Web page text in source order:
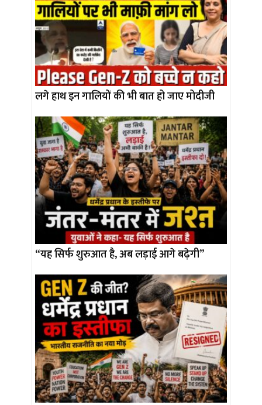
लगे हाथ इन गालियों की भी बात हो जाए मोदीजी
“यह सिर्फ शुरुआत है, अब लड़ाई आगे बढ़ेगी”